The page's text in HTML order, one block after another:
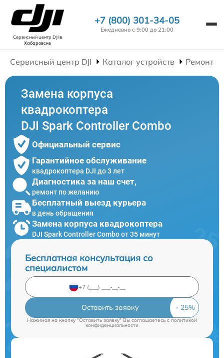
Сервисный центр DJIв
Хабаровске
+7 (800) 301-34-05
Ежедневно с 9:00 до 21:00
Сервисный центр DJI Каталог устройств Ремонт
Замена корпуса
квадрокоптера
DJI Spark Controller Combo
Официальный сервис
Гарантийное обслуживание
квадрокоптера DJI до 3 лет
Диагностика за наш счет,
ремонт по желанию
Бесплатный выезд курьера
в день обращения
Замена корпуса квадрокоптера
DJI Spark Controller Combo от 35 минут
Бесплатная консультация со
специалистом
Оставить заявку
Нажимая на кнопку "Оставить заявку" Вы соглашаетесь cполитикой
конфиденциальности